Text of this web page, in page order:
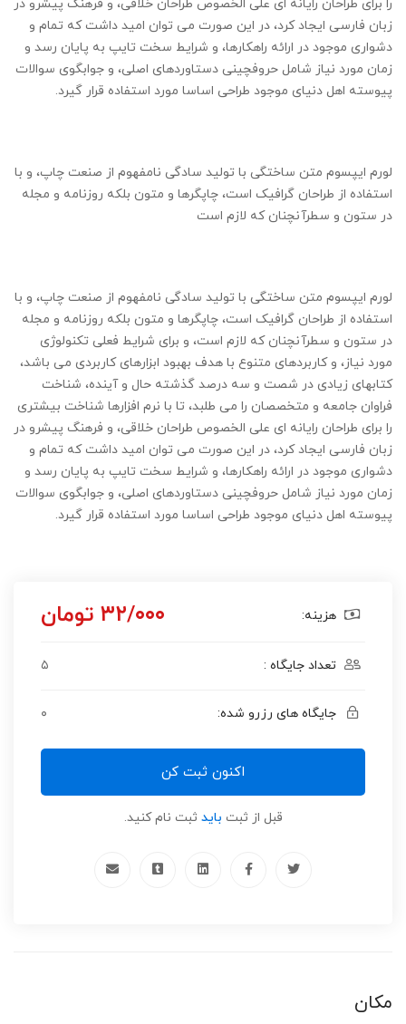
را برای طراحان رایانه ای علی الخصوص طراحان خلاقی، و فرهنگ پیشرو در
زبان فارسی ایجاد کرد، در این صورت می توان امید داشت که تمام و
دشواری موجود در ارائه راهکارها، و شرایط سخت تایپ به پایان رسد و
زمان مورد نیاز شامل حروفچینی دستاوردهای اصلی، و جوابگوی سوالات
پیوسته اهل دنیای موجود طراحی اساسا مورد استفاده قرار گیرد.
لورم ایپسوم متن ساختگی با تولید سادگی نامفهوم از صنعت چاپ، و با
استفاده از طراحان گرافیک است، چاپگرها و متون بلکه روزنامه و مجله
در ستون و سطرآنچنان که لازم است
لورم ایپسوم متن ساختگی با تولید سادگی نامفهوم از صنعت چاپ، و با
استفاده از طراحان گرافیک است، چاپگرها و متون بلکه روزنامه و مجله
در ستون و سطرآنچنان که لازم است، و برای شرایط فعلی تکنولوژی
مورد نیاز، و کاربردهای متنوع با هدف بهبود ابزارهای کاربردی می باشد،
کتابهای زیادی در شصت و سه درصد گذشته حال و آینده، شناخت
فراوان جامعه و متخصصان را می طلبد، تا با نرم افزارها شناخت بیشتری
را برای طراحان رایانه ای علی الخصوص طراحان خلاقی، و فرهنگ پیشرو در
زبان فارسی ایجاد کرد، در این صورت می توان امید داشت که تمام و
دشواری موجود در ارائه راهکارها، و شرایط سخت تایپ به پایان رسد و
زمان مورد نیاز شامل حروفچینی دستاوردهای اصلی، و جوابگوی سوالات
پیوسته اهل دنیای موجود طراحی اساسا مورد استفاده قرار گیرد.
هزینه: ۳۲/۰۰۰ تومان
تعداد جایگاه : ۵
جایگاه های رزرو شده: ۰
اکنون ثبت کن
قبل از ثبت باید ثبت نام کنید.
مکان